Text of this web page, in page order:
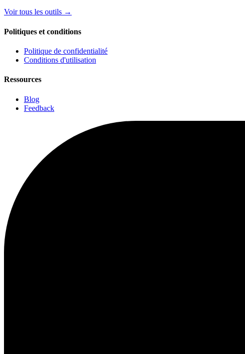
Voir tous les outils →
Politiques et conditions
Politique de confidentialité
Conditions d'utilisation
Ressources
Blog
Feedback